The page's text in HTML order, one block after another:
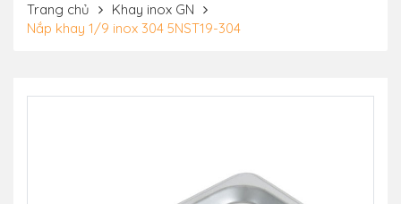
Trang chủ
Khay inox GN
Nắp khay 1/9 inox 304 5NST19-304